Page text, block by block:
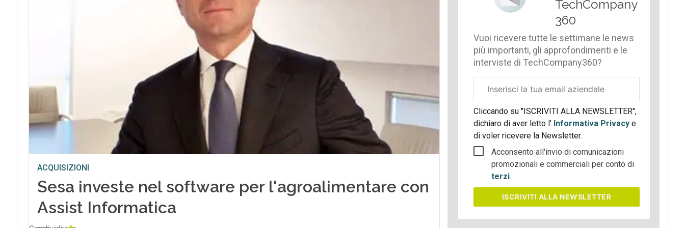
ACQUISIZIONI
Sesa investe nel software per l'agroalimentare con
Assist Informatica
TechCompany
360
Vuoi ricevere tutte le settimane le news
più importanti, gli approfondimenti e le
interviste di TechCompany360?
aziendale
Cliccando su "ISCRIVITI ALLA NEWSLETTER",
dichiaro di aver letto l'Informativa Privacy e
di voler ricevere la Newsletter.
Acconsento all'invio di comunicazioni
promozionali e commerciali per conto di
terzi.
ISCRIVITI ALLA NEWSLETTER